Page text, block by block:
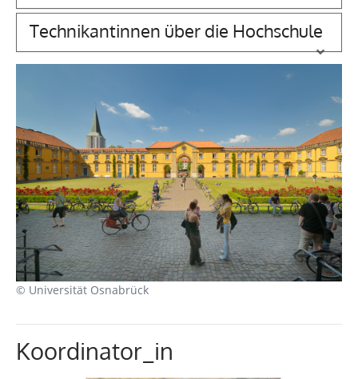
Technikantinnen über die Hochschule
© Universität Osnabrück
Koordinator_in